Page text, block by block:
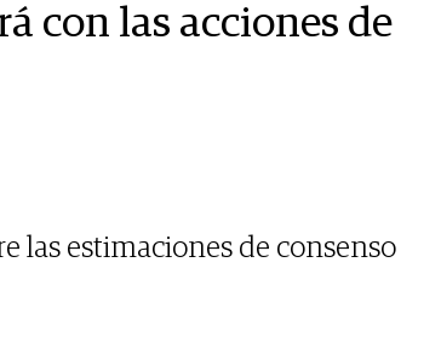
con las acciones de
las estimaciones de consenso